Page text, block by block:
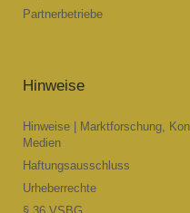
Partnerbetriebe
Hinweise
Hinweise | Marktforschung,
Medien
Haftungsausschluss
Urheberrechte